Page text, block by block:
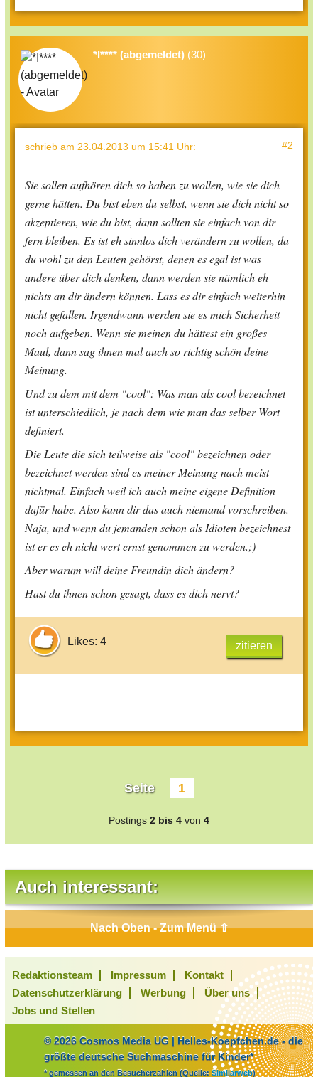
*I**** (abgemeldet) (30)
schrieb am 23.04.2013 um 15:41 Uhr: #2
Sie sollen aufhören dich so haben zu wollen, wie sie dich
gerne hätten. Du bist eben du selbst, wenn sie dich nicht so
akzeptieren, wie du bist, dann sollten sie einfach von dir
fern bleiben. Es ist eh sinnlos dich verändern zu wollen, da
du wohl zu den Leuten gehörst, denen es egal ist was
andere über dich denken, dann werden sie nämlich eh
nichts an dir ändern können. Lass es dir einfach weiterhin
nicht gefallen. Irgendwann werden sie es mich Sicherheit
noch aufgeben. Wenn sie meinen du hättest ein großes
Maul, dann sag ihnen mal auch so richtig schön deine
Meinung.
Und zu dem mit dem "cool": Was man als cool bezeichnet
ist unterschiedlich, je nach dem wie man das selber Wort
definiert.
Die Leute die sich teilweise als "cool" bezeichnen oder
bezeichnet werden sind es meiner Meinung nach meist
nichtmal. Einfach weil ich auch meine eigene Definition
dafür habe. Also kann dir das auch niemand vorschreiben.
Naja, und wenn du jemanden schon als Idioten bezeichnest
ist er es eh nicht wert ernst genommen zu werden.;)
Aber warum will deine Freundin dich ändern?
Hast du ihnen schon gesagt, dass es dich nervt?
Likes: 4 zitieren
Seite 1
Postings 2 bis 4 von 4
Auch interessant:
Nach Oben - Zum Menü ⇧
Redaktionsteam Impressum
Kontakt
Datenschutzerklärung
Werbung
Über uns
Jobs und Stellen
© 2026 Cosmos Media UG | Helles-Koepfchen.de - die
größte deutsche Suchmaschine für Kinder*
* gemessen an den Besucherzahlen (Quelle: Similarweb)